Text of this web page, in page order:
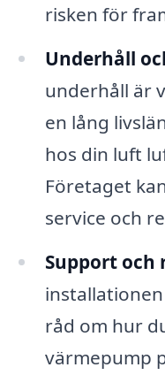
risken för
Underhåll
underhåll är
en lång
hos din luft
Företaget
service och
Support och
råd om hur
värmepump